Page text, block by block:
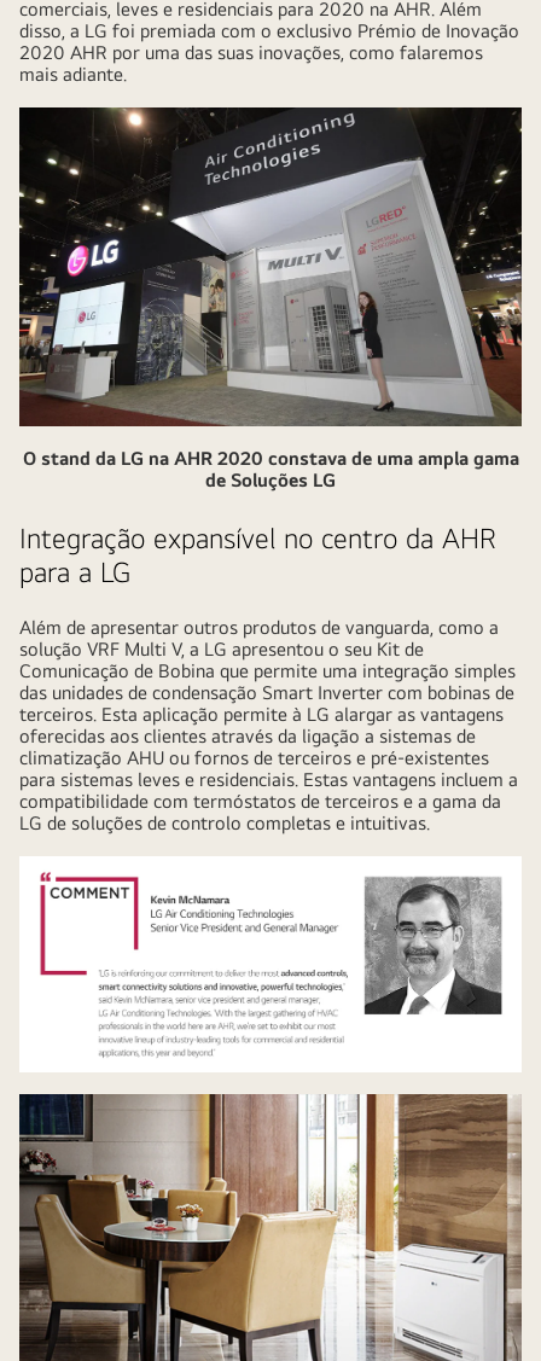
comerciais, leves e residenciais para 2020 na AHR. Além
disso, a LG foi premiada com o exclusivo Prémio de Inovação
2020 AHR por uma das suas inovações, como falaremos
mais adiante.
O stand da LG na AHR 2020 constava de uma ampla gama
de Soluções LG
Integração expansível no centro da AHR
para a LG
Além de apresentar outros produtos de vanguarda, como a
solução VRF Multi V, a LG apresentou o seu Kit de
Comunicação de Bobina que permite uma integração simples
das unidades de condensação Smart Inverter com bobinas de
terceiros. Esta aplicação permite à LG alargar as vantagens
oferecidas aos clientes através da ligação a sistemas de
climatização AHU ou fornos de terceiros e pré-existentes
para sistemas leves e residenciais. Estas vantagens incluem a
compatibilidade com termóstatos de terceiros e a gama da
LG de soluções de controlo completas e intuitivas.